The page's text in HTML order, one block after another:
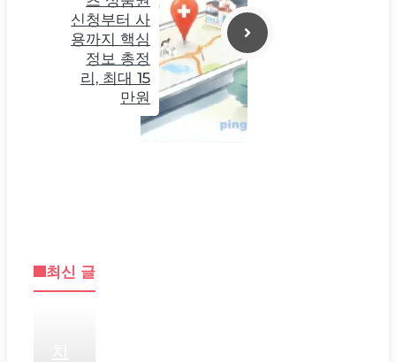
신청부터 사
용까지 핵심
정보 총정
리, 최대 15
만원
최신 글